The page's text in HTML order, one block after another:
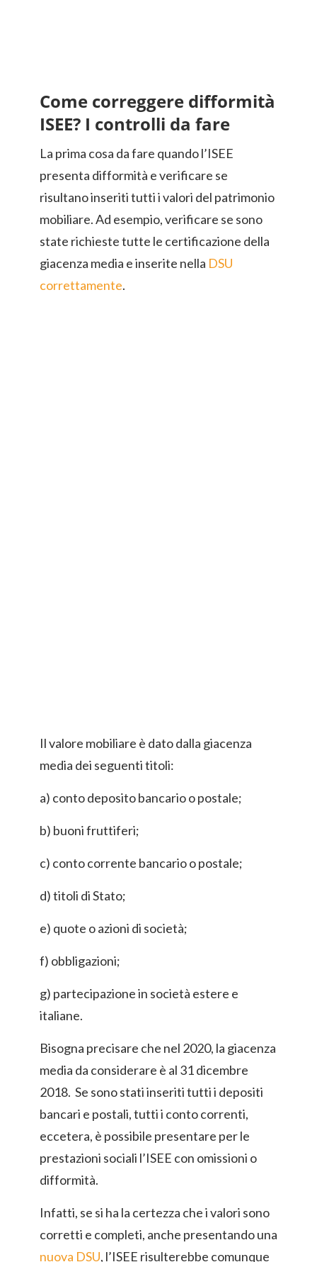
Come correggere difformità
ISEE? I controlli da fare
La prima cosa da fare quando l’ISEE
presenta difformità e verificare se
risultano inseriti tutti i valori del patrimonio
mobiliare. Ad esempio, verificare se sono
state richieste tutte le certificazione della
giacenza media e inserite nella DSU
correttamente.
Il valore mobiliare è dato dalla giacenza
media dei seguenti titoli:
a) conto deposito bancario o postale;
b) buoni fruttiferi;
c) conto corrente bancario o postale;
d) titoli di Stato;
e) quote o azioni di società;
f) obbligazioni;
g) partecipazione in società estere e
italiane.
Bisogna precisare che nel 2020, la giacenza
media da considerare è al 31 dicembre
2018. Se sono stati inseriti tutti i depositi
bancari e postali, tutti i conto correnti,
eccetera, è possibile presentare per le
prestazioni sociali l’ISEE con omissioni o
difformità.
Infatti, se si ha la certezza che i valori sono
corretti e completi, anche presentando una
nuova DSU, l’ISEE risulterebbe comunque